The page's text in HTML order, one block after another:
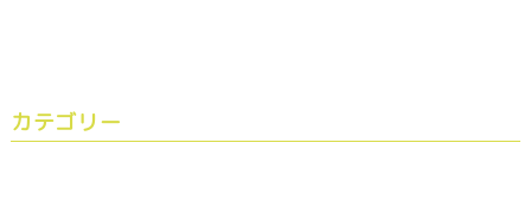
カテゴリー